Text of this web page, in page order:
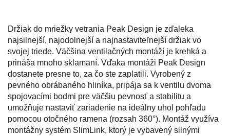
Držiak do mriežky vetrania Peak Design je zďaleka
najsilnejší, najodolnejší a najnastaviteľnejší držiak vo
svojej triede. Väčšina ventilačných montáží je krehká a
prináša mnoho sklamaní. Vďaka montáži Peak Design
dostanete presne to, za čo ste zaplatili. Vyrobený z
pevného obrábaného hliníka, pripája sa k ventilu dvoma
spojovacími bodmi pre väčšiu pevnosť a stabilitu a
umožňuje nastaviť zariadenie na ideálny uhol pohľadu
pomocou otočného ramena (rozsah 360°). Montáž využíva
montážny systém SlimLink, ktorý je vybavený silnými